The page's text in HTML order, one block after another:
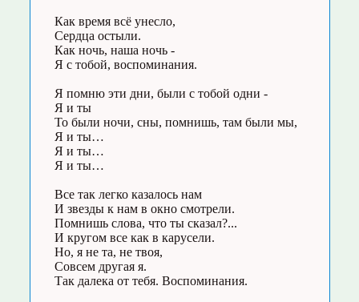
Как время всё унесло,
Сердца остыли.
Как ночь, наша ночь -
Я с тобой, воспоминания.
Я помню эти дни, были с тобой одни -
Я и ты
То были ночи, сны, помнишь, там были мы,
Я и ты…
Я и ты…
Я и ты…
Все так легко казалось нам
И звезды к нам в окно смотрели.
Помнишь слова, что ты сказал?...
И кругом все как в карусели.
Но, я не та, не твоя,
Совсем другая я.
Так далека от тебя. Воспоминания.